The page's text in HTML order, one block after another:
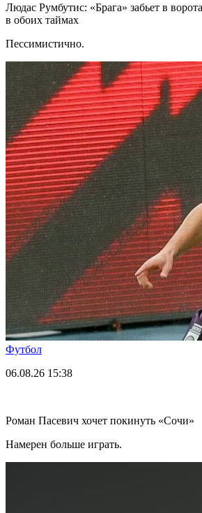
Людас Румбутис: «Брага» забьет в
в обоих таймах
Пессимистично.
Футбол
06.08.26 15:38
Роман Пасевич хочет покинуть «Сочи»
Намерен больше играть.